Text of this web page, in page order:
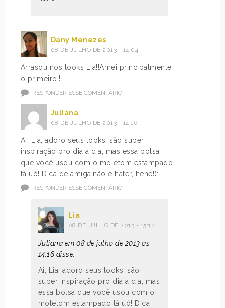
Dany Menezes
08 DE JULHO DE 2013 - 14:04
Arrasou nos looks Lia!!Amei principalmente
o primeiro!!
RESPONDER ESSE COMENTÁRIO
Juliana
08 DE JULHO DE 2013 - 14:16
Ai, Lia, adoro seus looks, são super
inspiração pro dia a dia, mas essa bolsa
que você usou com o moletom estampado
tá uó! Dica de amiga,não e hater, hehe!(:
RESPONDER ESSE COMENTÁRIO
Lia
08 DE JULHO DE 2013 - 15:12
Juliana em 08 de julho de 2013 às
14:16 disse:
Ai, Lia, adoro seus looks, são
super inspiração pro dia a dia, mas
essa bolsa que você usou com o
moletom estampado tá uó! Dica